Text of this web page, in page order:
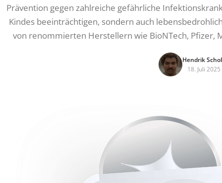
Prävention gegen zahlreiche gefährliche
Kindes beeinträchtigen, sondern auch
von renommierten Herstellern wie BioNTech, Pfizer,
Hendrik
18. Juli 2025